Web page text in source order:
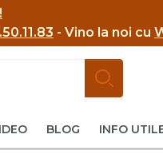
- Vino la noi cu
BLOG INFO